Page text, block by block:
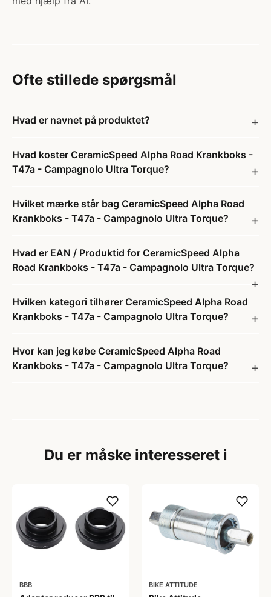
Ofte stillede spørgsmål
Hvad er navnet på produktet?
Hvad koster CeramicSpeed Alpha Road Krankboks -
T47a - Campagnolo Ultra Torque?
Hvilket mærke står bag CeramicSpeed Alpha Road
Krankboks - T47a - Campagnolo Ultra Torque?
Hvad er EAN / Produktid for CeramicSpeed Alpha
Road Krankboks - T47a - Campagnolo Ultra Torque?
Hvilken kategori tilhører CeramicSpeed Alpha Road
Krankboks - T47a - Campagnolo Ultra Torque?
Hvor kan jeg købe CeramicSpeed Alpha Road
Krankboks - T47a - Campagnolo Ultra Torque?
Du er måske interesseret i
BBB BIKE ATTITUDE